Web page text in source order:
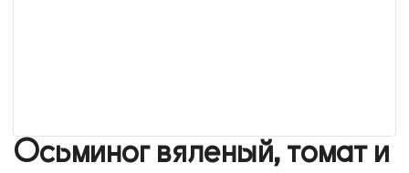
Осьминог вяленый, томат и